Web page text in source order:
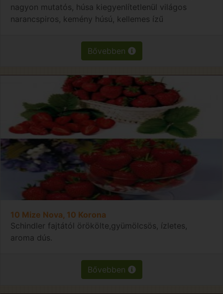
nagyon mutatós, húsa kiegyenlítetlenül világos
narancspiros, kemény húsú, kellemes ízű
Bővebben
10 Mize Nova, 10 Korona
Schindler fajtától örökölte,gyümölcsös, ízletes,
aroma dús.
Bővebben